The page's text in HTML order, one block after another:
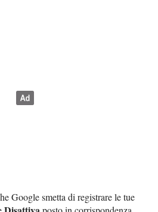
Google smetta di registrare le tue